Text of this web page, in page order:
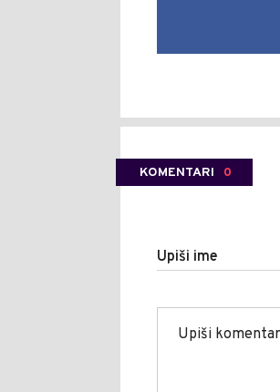
KOMENTARI 0
Upiši ime